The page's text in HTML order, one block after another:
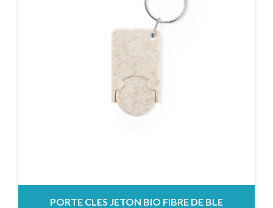
PORTE CLES JETON BIO FIBRE DE BLE